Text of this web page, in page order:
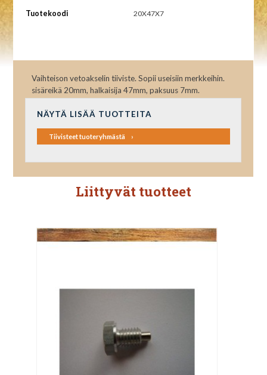
Tuotekoodi 20X47X7
Vaihteison vetoakselin tiiviste. Sopii useisiin merkkeihin.
sisäreikä 20mm, halkaisija 47mm, paksuus 7mm.
NÄYTÄ LISÄÄ TUOTTEITA
Tiivisteet tuoteryhmästä
Liittyvät tuotteet